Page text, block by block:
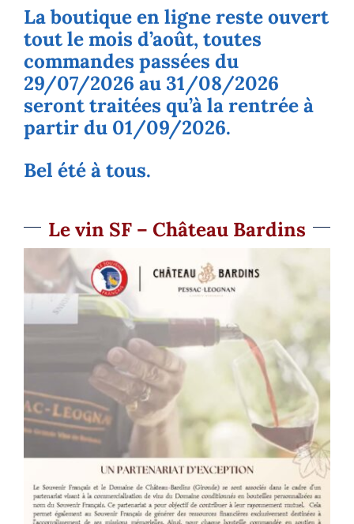
La boutique en ligne reste ouvert
tout le mois d’août, toutes
commandes passées du
29/07/2026 au 31/08/2026
seront traitées qu’à la rentrée à
partir du 01/09/2026.
Bel été à tous.
Le vin SF – Château Bardins